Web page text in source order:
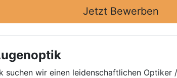
Jetzt Bewerben
suchen wir einen leidenschaftlichen